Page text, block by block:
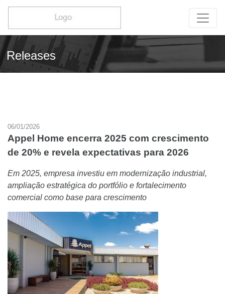
Releases
06/01/2026
Appel Home encerra 2025 com crescimento
de 20% e revela expectativas para 2026
Em 2025, empresa investiu em modernização industrial,
ampliação estratégica do portfólio e fortalecimento
comercial como base para crescimento